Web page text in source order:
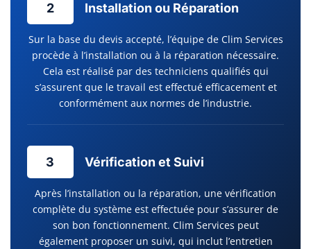
2 Installation ou Réparation
Sur la base du devis accepté, l’équipe de Clim Services
procède à l’installation ou à la réparation nécessaire.
Cela est réalisé par des techniciens qualifiés qui
s’assurent que le travail est effectué efficacement et
conformément aux normes de l’industrie.
3 Vérification et Suivi
Après l’installation ou la réparation, une vérification
complète du système est effectuée pour s’assurer de
son bon fonctionnement. Clim Services peut
également proposer un suivi, qui inclut l’entretien